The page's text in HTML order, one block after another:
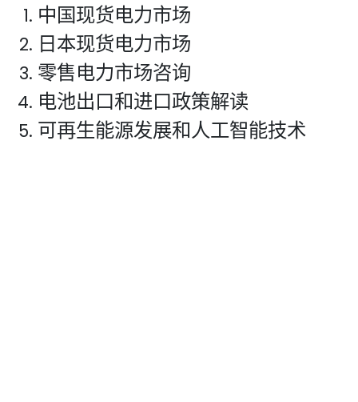
中国现货电力市场
日本现货电力市场
零售电力市场咨询
电池出口和进口政策解读
可再生能源发展和人工智能技术